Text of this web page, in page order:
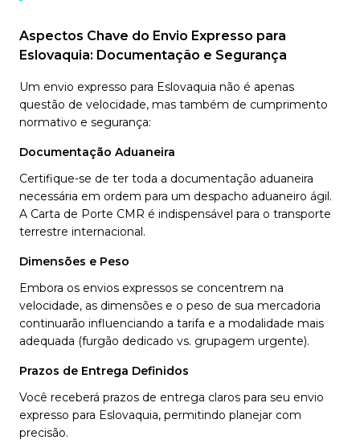
Aspectos Chave do Envio Expresso para
Eslovaquia: Documentação e Segurança
Um envio expresso para Eslovaquia não é apenas
questão de velocidade, mas também de cumprimento
normativo e segurança:
Documentação Aduaneira
Certifique-se de ter toda a documentação aduaneira
necessária em ordem para um despacho aduaneiro ágil.
A Carta de Porte CMR é indispensável para o transporte
terrestre internacional.
Dimensões e Peso
Embora os envios expressos se concentrem na
velocidade, as dimensões e o peso de sua mercadoria
continuarão influenciando a tarifa e a modalidade mais
adequada (furgão dedicado vs. grupagem urgente).
Prazos de Entrega Definidos
Você receberá prazos de entrega claros para seu envio
expresso para Eslovaquia, permitindo planejar com
precisão.